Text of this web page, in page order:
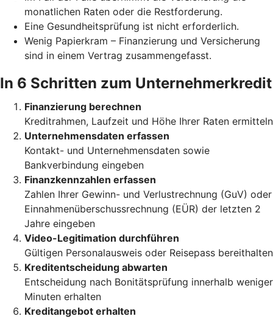
monatlichen Raten oder die Restforderung.
Eine Gesundheitsprüfung ist nicht erforderlich.
Wenig Papierkram – Finanzierung und Versicherung
sind in einem Vertrag zusammengefasst.
In 6 Schritten zum Unternehmerkredit
Finanzierung berechnen
Kreditrahmen, Laufzeit und Höhe Ihrer Raten ermitteln
Unternehmensdaten erfassen
Kontakt- und Unternehmensdaten sowie
Bankverbindung eingeben
Finanzkennzahlen erfassen
Zahlen Ihrer Gewinn- und Verlustrechnung (GuV) oder
Einnahmenüberschussrechnung (EÜR) der letzten 2
Jahre eingeben
Video-Legitimation durchführen
Gültigen Personalausweis oder Reisepass bereithalten
Kreditentscheidung abwarten
Entscheidung nach Bonitätsprüfung innerhalb weniger
Minuten erhalten
Kreditangebot erhalten